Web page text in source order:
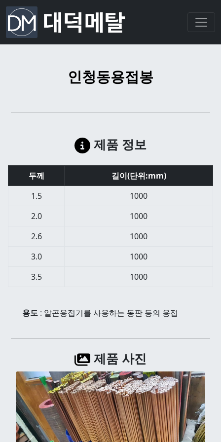
인청동용접봉
제품 정보
두께
길이(단위:mm)
1.5
1000
2.0
1000
2.6
1000
3.0
1000
3.5
1000
용도: 알곤용접기를 사용하는 동판 등의 용접
제품 사진